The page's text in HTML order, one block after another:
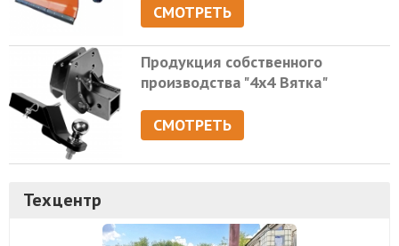
СМОТРЕТЬ
Продукция собственного
производства "4х4 Вятка"
СМОТРЕТЬ
Техцентр